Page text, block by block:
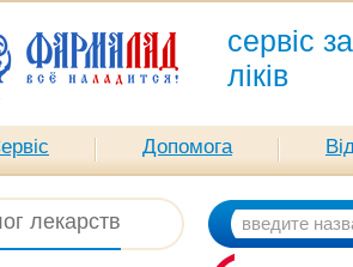
сервіс
ліків
Допомога
лекарств